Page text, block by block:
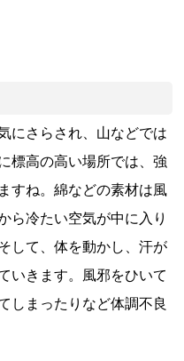
にさらされ、山などでは
標高の高い場所では、強
すね。綿などの素材は風
ら冷たい空気が中に入り
して、体を動かし、汗が
いきます。風邪をひいて
しまったりなど体調不良